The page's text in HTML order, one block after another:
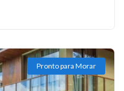
Pronto para Morar